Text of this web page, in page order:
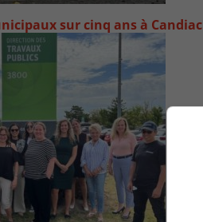
sur cinq ans à Candiac